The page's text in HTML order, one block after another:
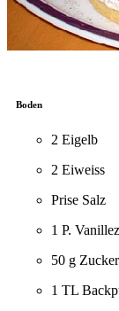
Boden
2 Eigelb
2 Eiweiss
Prise Salz
1 P.
50 g Zucker
1 TL